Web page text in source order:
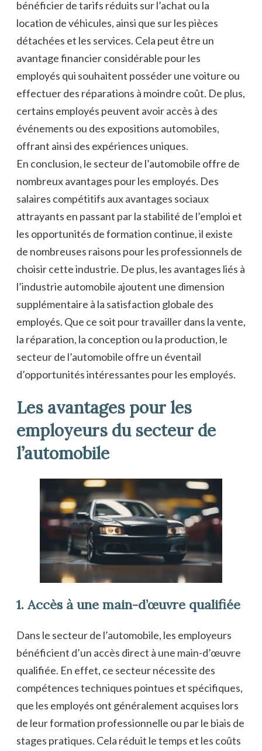
bénéficier de tarifs réduits sur l’achat ou la
location de véhicules, ainsi que sur les pièces
détachées et les services. Cela peut être un
avantage financier considérable pour les
employés qui souhaitent posséder une voiture ou
effectuer des réparations à moindre coût. De plus,
certains employés peuvent avoir accès à des
événements ou des expositions automobiles,
offrant ainsi des expériences uniques.
En conclusion, le secteur de l’automobile offre de
nombreux avantages pour les employés. Des
salaires compétitifs aux avantages sociaux
attrayants en passant par la stabilité de l’emploi et
les opportunités de formation continue, il existe
de nombreuses raisons pour les professionnels de
choisir cette industrie. De plus, les avantages liés à
l’industrie automobile ajoutent une dimension
supplémentaire à la satisfaction globale des
employés. Que ce soit pour travailler dans la vente,
la réparation, la conception ou la production, le
secteur de l’automobile offre un éventail
d’opportunités intéressantes pour les employés.
Les avantages pour les
employeurs du secteur de
l’automobile
1. Accès à une main-d’œuvre qualifiée
Dans le secteur de l’automobile, les employeurs
bénéficient d’un accès direct à une main-d’œuvre
qualifiée. En effet, ce secteur nécessite des
compétences techniques pointues et spécifiques,
que les employés ont généralement acquises lors
de leur formation professionnelle ou par le biais de
stages pratiques. Cela réduit le temps et les coûts